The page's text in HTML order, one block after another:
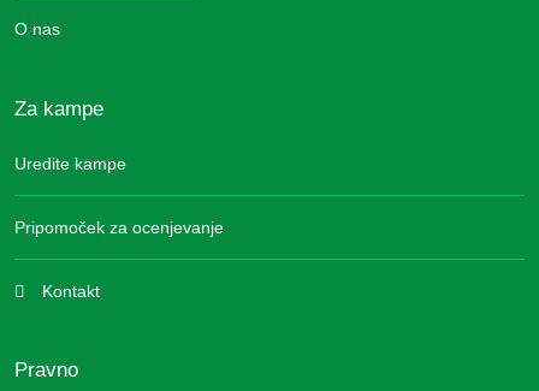
O nas
Za kampe
Uredite kampe
Pripomoček za ocenjevanje
Kontakt
Pravno